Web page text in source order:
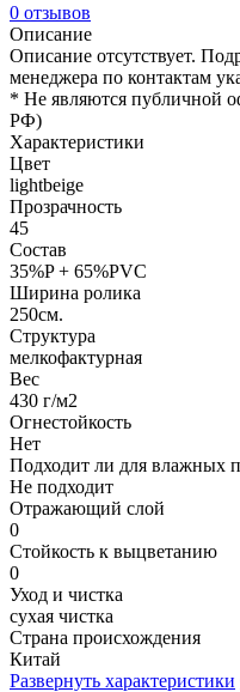
0 отзывов
Описание
Описание отсутствует.
менеджера по контактам
* Не являются публичной
РФ)
Характеристики
Цвет
lightbeige
Прозрачность
45
Состав
35%P + 65%PVC
Ширина ролика
250см.
Структура
мелкофактурная
Вес
430 г/м2
Огнестойкость
Нет
Подходит ли для влажных
Не подходит
Отражающий слой
0
Стойкость к выцветанию
0
Уход и чистка
сухая чистка
Страна происхождения
Китай
Развернуть характеристики